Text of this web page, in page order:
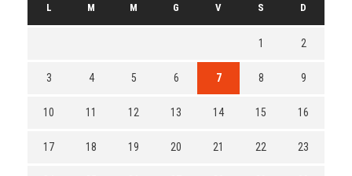
L M M G V S D
1 2
3 4 5 6 7 8 9
10 11 12 13 14 15 16
17 18 19 20 21 22 23